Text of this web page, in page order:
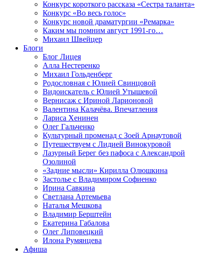
Конкурс короткого рассказа «Сестра таланта»
Конкурс «Во весь голос»
Конкурс новой драматургии «Ремарка»
Каким мы помним август 1991-го…
Михаил Швейцер
Блоги
Блог Лицея
Алла Нестеренко
Михаил Гольденберг
Родословная с Юлией Свинцовой
Видоискатель с Юлией Утышевой
Вернисаж с Ириной Ларионовой
Валентина Калачёва. Впечатления
Лариса Хенинен
Олег Гальченко
Культурный променад с Зоей Арнаутовой
Путешествуем с Лидией Винокуровой
Лазурный Берег без пафоса с Александрой
Озолиной
«Задние мысли» Кирилла Олюшкина
Застолье с Владимиром Софиенко
Ирина Савкина
Светлана Артемьева
Наталья Мешкова
Владимир Берштейн
Екатерина Габалова
Олег Липовецкий
Илона Румянцева
Афиша